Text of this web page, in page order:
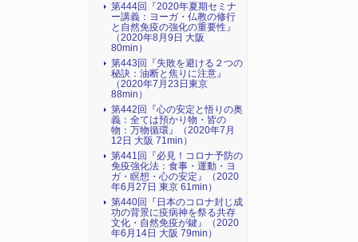
第444回『2020年夏期セミナ
ー講義：ヨーガ・仏教の修行
と自然免疫の強化の重要性』
（2020年8月9日 大阪
80min）
第443回『失敗を避ける２つの
秘訣：油断と焦りに注意』
（2020年7月23日東京
88min）
第442回『心の安定と悟りの奥
義：全ては預かり物・皆の
物：万物循環』（2020年7月
12日 大阪 71min）
第441回『必見！コロナ予防の
免疫強化法：食事・運動・ヨ
ガ・瞑想・心の安定』（2020
年6月27日 東京 61min）
第440回『日本のコロナ封じ成
功の背景に疫病神を祭る共存
文化・自然免疫が鍵』（2020
年6月14日 大阪 79min）